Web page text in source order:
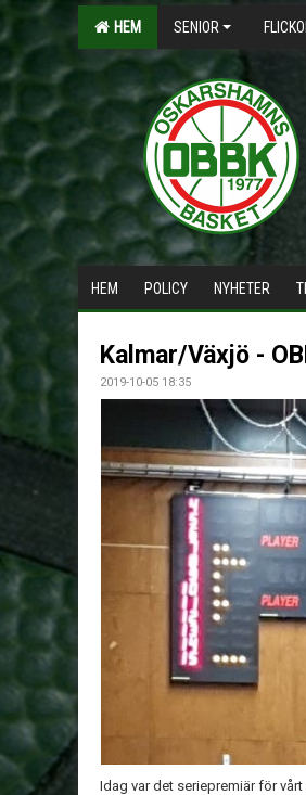
HEM SENIOR
HEM POLICY NYHETER
Kalmar/Växjö -
2019-10-05 18:35
Idag var det seriepremiär för